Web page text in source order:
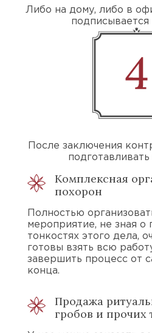
Либо на дому, либо в
подписывается
После заключения
Комплексная
похорон
Полностью
мероприятие, не зная о
тонкостях этого дела,
готовы взять всю
завершить процесс от
конца.
Продажа
гробов и прочих